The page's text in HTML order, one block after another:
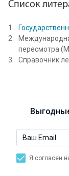
Список
пересмотра
Справочник
Я согласен